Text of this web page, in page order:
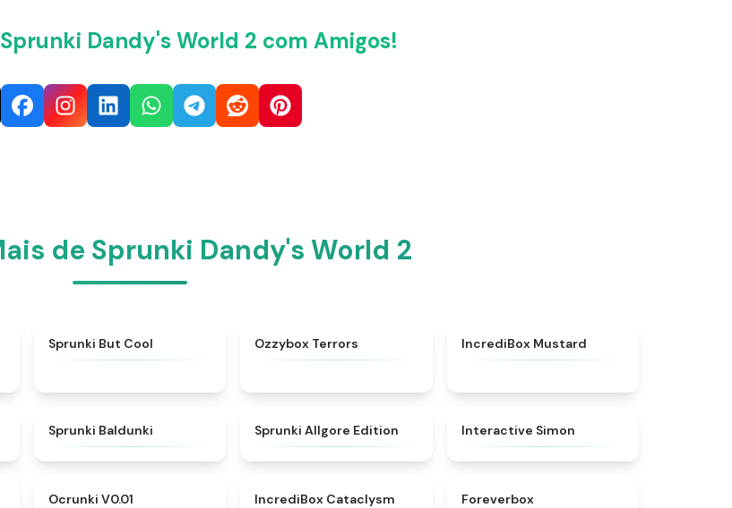
Dandy's World 2 com Amigos!
de Sprunki Dandy's World 2
Sprunki But Cool Ozzybox Terrors IncrediBox Mustard
Sprunki Baldunki Sprunki Allgore Edition Interactive Simon
Ocrunki V0.01 IncrediBox Cataclysm Foreverbox